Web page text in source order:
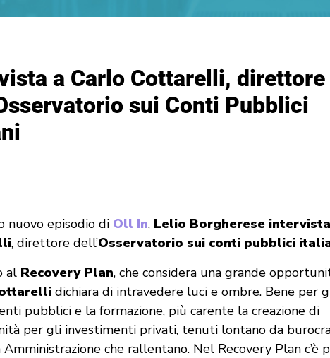
a Carlo Cottarelli, direttore
sui Conti Pubblici
nuovo episodio di Oll In, Lelio Borgherese
, direttore dell’Osservatorio sui conti pubblici
al Recovery Plan, che considera una grande
dichiara di intravedere luci e ombre. Bene per
pubblici e la formazione, più carente la creazione di
per gli investimenti privati, tenuti lontano da
che rallentano. Nel Recovery Plan c’è